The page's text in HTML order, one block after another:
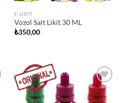
E-LIKIT
Vozol Salt Likit 30 ML
₺350,00
Add to
wishlist